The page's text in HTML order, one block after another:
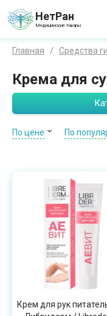
НетРан
Медицинские товары
Главная Средства
Крема для
По цене По
Крем для рук